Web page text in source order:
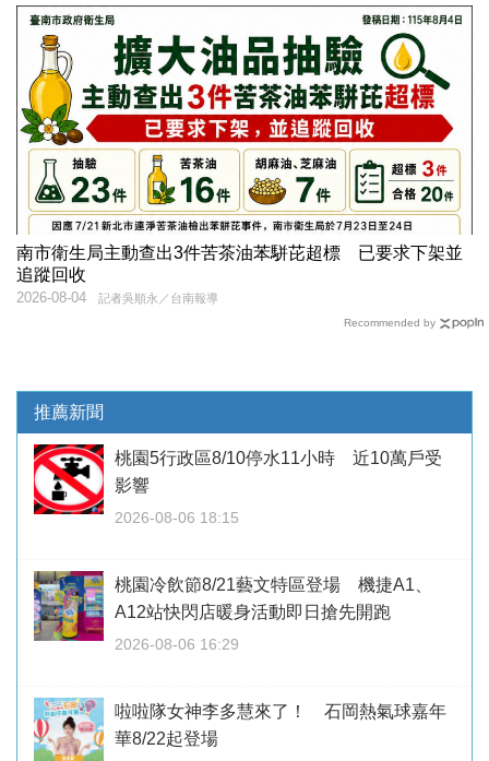
南市衛生局主動查出3件苦茶油苯駢芘超標 已要求下架並
追蹤回收
記者吳順永／台南報導
2026-08-04
Recommended by
推薦新聞
桃園5行政區8/10停水11小時 近10萬戶受
影響
2026-08-06 18:15
桃園冷飲節8/21藝文特區登場 機捷A1、
A12站快閃店暖身活動即日搶先開跑
2026-08-06 16:29
啦啦隊女神李多慧來了！ 石岡熱氣球嘉年
華8/22起登場